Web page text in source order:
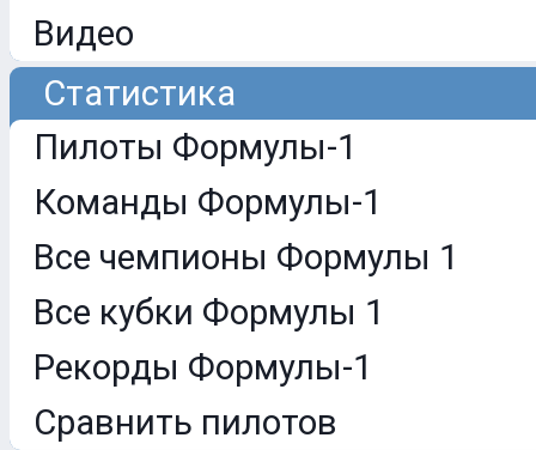
Видео
Статистика
Пилоты Формулы-1
Команды Формулы-1
Все чемпионы Формулы 1
Все кубки Формулы 1
Рекорды Формулы-1
Сравнить пилотов